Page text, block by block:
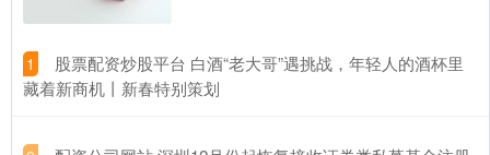
1
​股票配资炒股平台 白酒“老大哥”遇挑战，年轻人的酒杯里
藏着新商机丨新春特别策划